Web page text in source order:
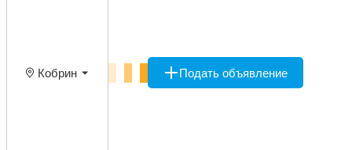
Кобрин Подать объявление